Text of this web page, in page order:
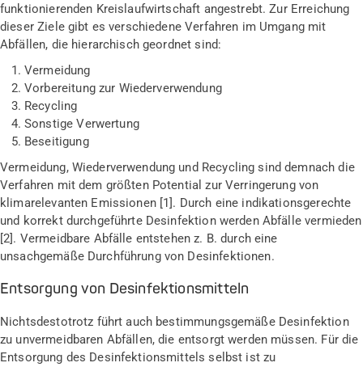
funktionierenden Kreislaufwirtschaft angestrebt. Zur Erreichung
dieser Ziele gibt es verschiedene Verfahren im Umgang mit
Abfällen, die hierarchisch geordnet sind:
Vermeidung
Vorbereitung zur Wiederverwendung
Recycling
Sonstige Verwertung
Beseitigung
Vermeidung, Wiederverwendung und Recycling sind demnach die
Verfahren mit dem größten Potential zur Verringerung von
klimarelevanten Emissionen [1]. Durch eine indikationsgerechte
und korrekt durchgeführte Desinfektion werden Abfälle vermieden
[2]. Vermeidbare Abfälle entstehen z. B. durch eine
unsachgemäße Durchführung von Desinfektionen.
Entsorgung von Desinfektionsmitteln
Nichtsdestotrotz führt auch bestimmungsgemäße Desinfektion
zu unvermeidbaren Abfällen, die entsorgt werden müssen. Für die
Entsorgung des Desinfektionsmittels selbst ist zu